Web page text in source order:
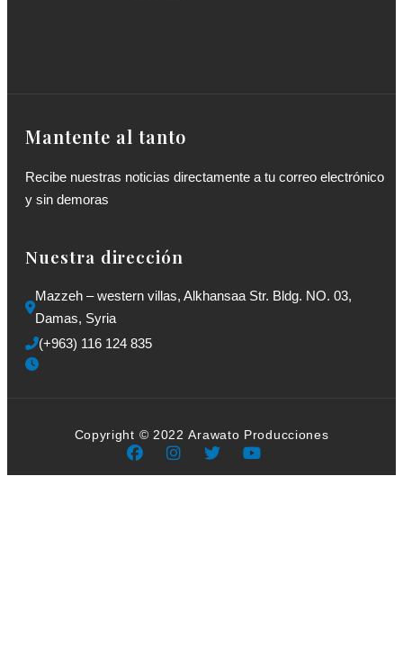
Mantente al tanto
Recibe nuestras noticias directamente a tu correo electrónico
y sin demoras
Nuestra dirección
Mazzeh – western villas, Alkhansaa Str. Bldg. NO. 03,
Damas, Syria
(+963) 116 124 835
Copyright © 2022 Arawato Producciones